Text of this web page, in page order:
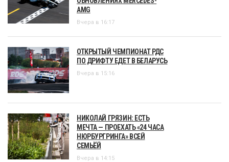
AMG
Вчера в 16:17
ОТКРЫТЫЙ ЧЕМПИОНАТ РДС
ПО ДРИФТУ ЕДЕТ В БЕЛАРУСЬ
Вчера в 15:16
НИКОЛАЙ ГРЯЗИН: ЕСТЬ
МЕЧТА — ПРОЕХАТЬ «24 ЧАСА
НЮРБУРГРИНГА» ВСЕЙ
СЕМЬЁЙ
Вчера в 14:15